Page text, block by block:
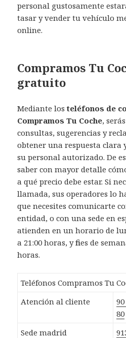
personal gustosamente
tasar y vender tu vehículo
online.
Compramos Tu
gratuito
Mediante losteléfonos de
Compramos Tu Coche,
consultas, sugerencias y
obtener una respuesta clara
su personal autorizado. De
saber con mayor detalle
a qué precio debe estar. Si
llamada, sus operadores lo
que necesites comunicarte
entidad, o con una sede en
atienden en un horario de
a 21:00 horas, y fines de
horas.
Teléfonos Compramos Tu
Atención al cliente
80
Sede madrid